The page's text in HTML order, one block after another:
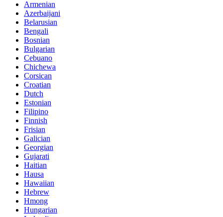
Armenian
Azerbaijani
Belarusian
Bengali
Bosnian
Bulgarian
Cebuano
Chichewa
Corsican
Croatian
Dutch
Estonian
Filipino
Finnish
Frisian
Galician
Georgian
Gujarati
Haitian
Hausa
Hawaiian
Hebrew
Hmong
Hungarian